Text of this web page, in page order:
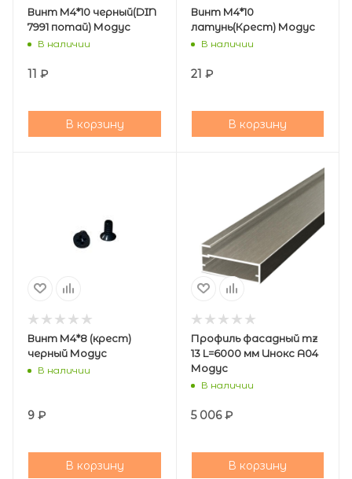
Винт М4*10 черный(DIN
7991 потай) Модус
В наличии
11 ₽
В корзину
Винт М4*10
латунь(Крест) Модус
В наличии
21 ₽
В корзину
Винт М4*8 (крест)
черный Модус
В наличии
9 ₽
В корзину
Профиль фасадный mz
13 L=6000 мм Инокс А04
Модус
В наличии
5 006₽
В корзину